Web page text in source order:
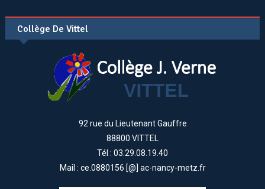
Collège De Vittel
92 rue du Lieutenant Gauffre
88800 VITTEL
Tél : 03.29.08.19.40
Mail : ce.0880156 [@] ac-nancy-metz.fr